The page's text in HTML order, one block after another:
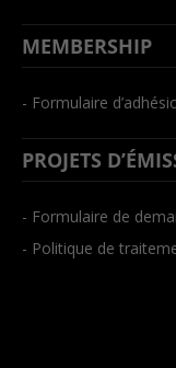
MEMBERSHIP
- Formulaire
PROJETS
- Formulaire de
- Politique de